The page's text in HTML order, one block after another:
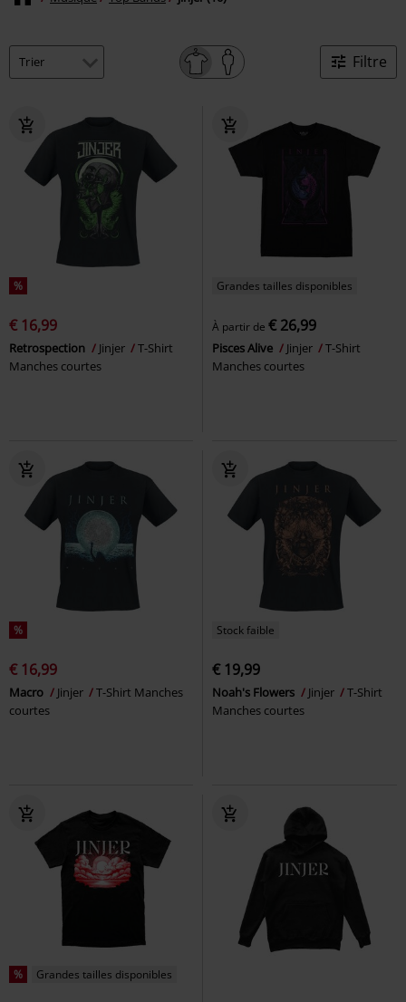
Filtre
%
€ 16,99
Retrospection Jinjer
T-Shirt
Manches courtes
Grandes tailles disponibles
À partir de € 26,99
Pisces Alive Jinjer
T-Shirt
Manches courtes
%
€ 16,99
Macro Jinjer
T-Shirt Manches
courtes
Stock faible
€ 19,99
Noah's Flowers Jinjer
T-Shirt
Manches courtes
% Grandes tailles disponibles